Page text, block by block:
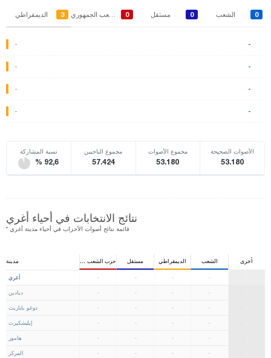
الديمقراطي 3 0 مستقل 0 الشعب 0
- -
- -
- -
- -
نسبة المشاركة
% 92,6
مجموع الناخبين
57.424
مجموع الأصوات
53.180
الأصوات الصحيحة
53.180
نتائج الانتخابات في أحياء أغري
* قائمة نتائج أصوات الأحزاب في أحياء مدينة أغري
مدينة حزب الشعب الجمهوري مستقل الديمقراطي الشعب أخرى
أغري - - - -
ديادين - - - -
دوغو بايازيت - - - -
إيليشكيرت - - - -
هامور - - - -
المركز - - - -